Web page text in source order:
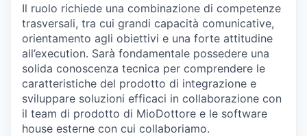
Il ruolo richiede una combinazione di competenze
trasversali, tra cui grandi capacità comunicative,
orientamento agli obiettivi e una forte attitudine
all’execution. Sarà fondamentale possedere una
solida conoscenza tecnica per comprendere le
caratteristiche del prodotto di integrazione e
sviluppare soluzioni efficaci in collaborazione con
il team di prodotto di MioDottore e le software
house esterne con cui collaboriamo.